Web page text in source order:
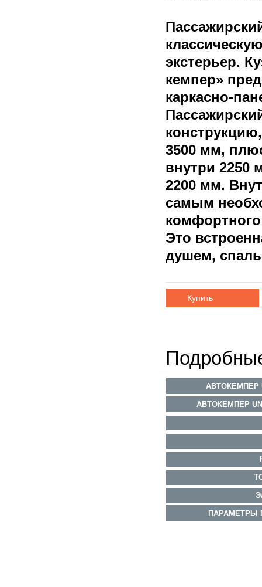
экстерьер.
кемпер»
каркасно-
3500 мм,
внутри 2250
2200 мм.
самым
Это
душем,
Купить
АВТОКЕМПЕР
АВТОКЕМПЕР
ПАРАМЕТРЫ